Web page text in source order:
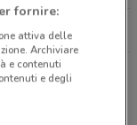
i negozi Unieuro
e i
fornire:
attiva delle
Archiviare
e contenuti
e degli